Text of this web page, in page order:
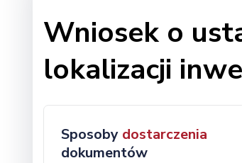
Wniosek o
lokalizacji
Sposoby dostarczenia
dokumentów